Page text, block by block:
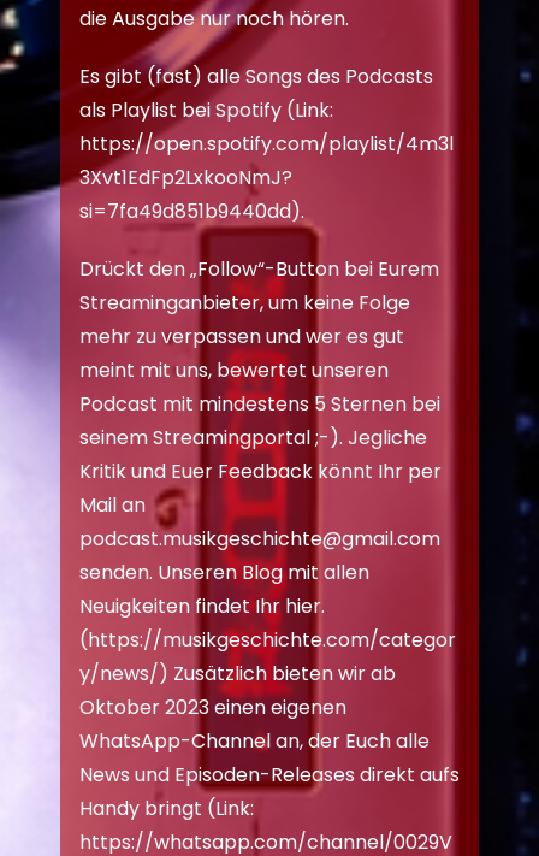
die Ausgabe nur noch hören.
Es gibt (fast) alle Songs des Podcasts
als Playlist bei Spotify (Link:
https://open.spotify.com/playlist/4m3l
3Xvt1EdFp2LxkooNmJ?
si=7fa49d851b9440dd).
Drückt den „Follow“-Button bei Eurem
Streaminganbieter, um keine Folge
mehr zu verpassen und wer es gut
meint mit uns, bewertet unseren
Podcast mit mindestens 5 Sternen bei
seinem Streamingportal ;-). Jegliche
Kritik und Euer Feedback könnt Ihr per
Mail an
podcast.musikgeschichte@gmail.com
senden. Unseren Blog mit allen
Neuigkeiten findet Ihr hier.
(https://musikgeschichte.com/categor
y/news/) Zusätzlich bieten wir ab
Oktober 2023 einen eigenen
WhatsApp-Channel an, der Euch alle
News und Episoden-Releases direkt aufs
Handy bringt (Link:
https://whatsapp.com/channel/0029V